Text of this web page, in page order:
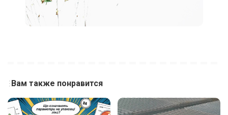
Вам также понравится